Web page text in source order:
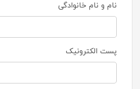
نام و نام خانوادگی
پست الکترونیک